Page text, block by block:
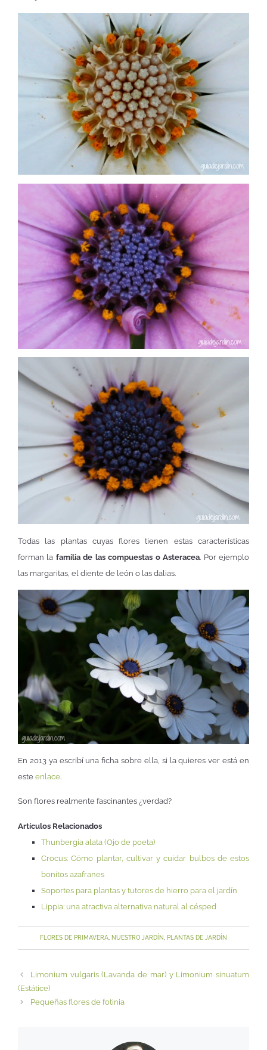
Todas las plantas cuyas flores tienen estas características
forman la familia de las compuestas o Asteracea. Por ejemplo
las margaritas, el diente de león o las dalias.
En 2013 ya escribí una ficha sobre ella, si la quieres ver está en
este enlace.
Son flores realmente fascinantes ¿verdad?
Artículos Relacionados
Thunbergia alata (Ojo de poeta)
Crocus: Cómo plantar, cultivar y cuidar bulbos de estos
bonitos azafranes
Soportes para plantas y tutores de hierro para el jardín
Lippia: una atractiva alternativa natural al césped
FLORES DE PRIMAVERA NUESTRO JARDÍN PLANTAS DE JARDÍN
Limonium vulgaris (Lavanda de mar) y Limonium sinuatum
(Estátice)
Pequeñas flores de fotinia